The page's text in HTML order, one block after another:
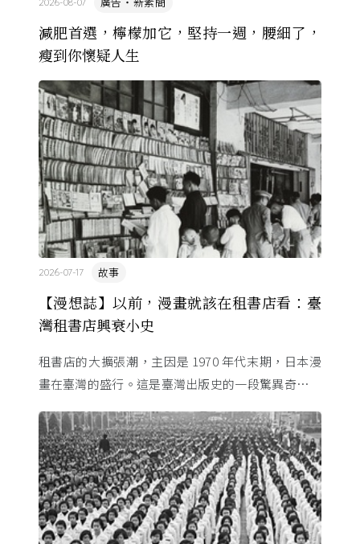
減肥首選，檸檬加它，堅持一週，腰細了，
瘦到你懷疑人生
【漫想誌】以前，漫畫就該在租書店看：臺
灣租書店興衰小史
故事
2026-07-17
租書店的大擴張潮，主因是 1970 年代末期，日本漫
畫在臺灣的盛行。這是臺灣出版史的一段驚異奇航。
的協定保護 ...